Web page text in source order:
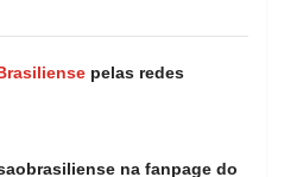
pelas redes
na fanpage do